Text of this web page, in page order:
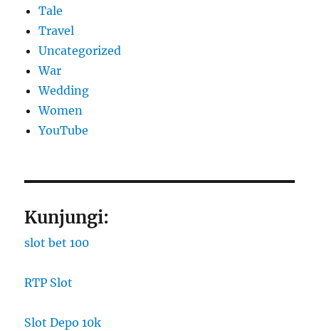
Tale
Travel
Uncategorized
War
Wedding
Women
YouTube
Kunjungi:
slot bet 100
RTP Slot
Slot Depo 10k